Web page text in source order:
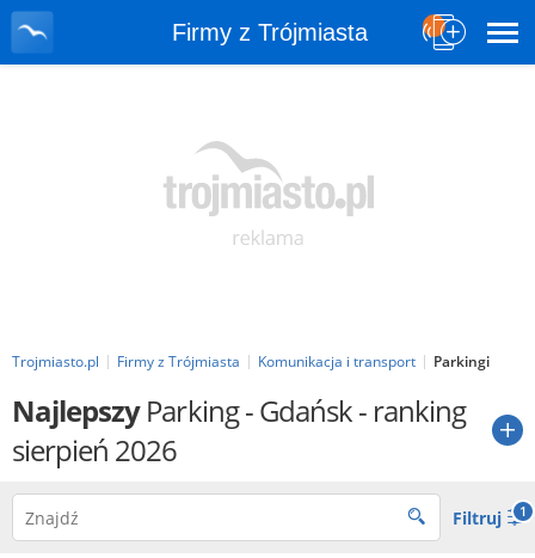
Firmy z Trójmiasta
Trojmiasto.pl Firmy z Trójmiasta Komunikacja i transport Parkingi
NajlepszyParking- Gdańsk - ranking
sierpień 2026
Filtruj 1